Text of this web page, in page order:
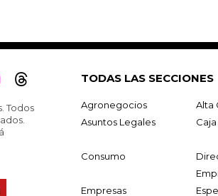
Todos
TODAS LAS SECCIONES
Agronegocios Alta
Asuntos Legales
Consumo
Empresas